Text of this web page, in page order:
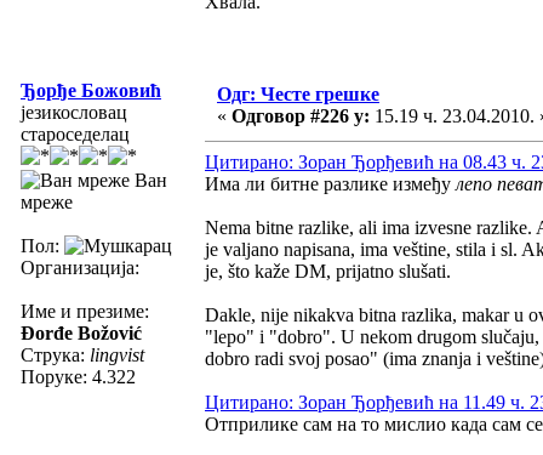
Ђорђе Божовић
језикословац
староседелац
Ван
мреже
Пол:
Организација:
Име и презиме:
Đorđe Božović
Струка: lingvist
Поруке: 4.322
Одг: Честе грешке
« Одговор #226 у: 15.19 ч. 23.04.2010.
Цитирано: Зоран Ђорђевић на 08.43 ч.
Има ли битне разлике између лепо
Nema bitne razlike, ali ima izvesne razlike.
je valjano napisana, ima veštine, stila i sl.
je, što kaže DM, prijatno slušati.
Dakle, nije nikakva bitna razlika, makar u
"lepo" i "dobro". U nekom drugom
dobro radi svoj posao" (ima znanja i
Цитирано: Зоран Ђорђевић на 11.49 ч.
Отприлике сам на то мислио када сам